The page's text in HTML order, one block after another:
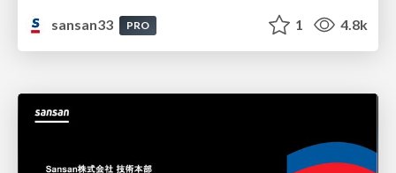
sansan33
PRO 1 4.8k